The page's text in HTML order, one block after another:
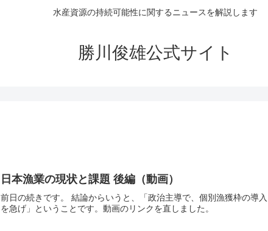
水産資源の持続可能性に関するニュースを解説します
勝川俊雄公式サイト
日本漁業の現状と課題 後編（動画）
前日の続きです。 結論からいうと、「政治主導で、個別漁獲枠の導入
を急げ」ということです。動画のリンクを直しました。